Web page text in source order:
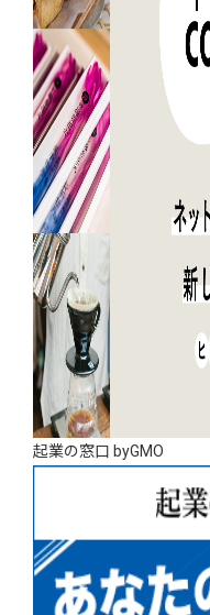
起業の窓口 byGMO